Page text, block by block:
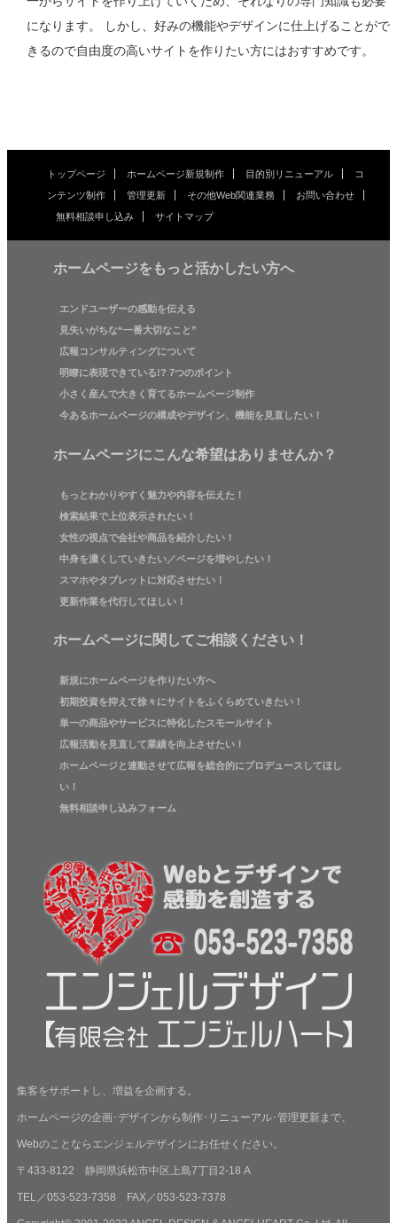
になります。 しかし、好みの機能やデザインに仕上げることがで
きるので自由度の高いサイトを作りたい方にはおすすめです。
トップページ ホームページ新規制作 目的別リニューアル
コ
ンテンツ制作
管理更新 その他Web関連業務
お問い合わせ
無料相談申し込み
サイトマップ
ホームページをもっと活かしたい方へ
エンドユーザーの感動を伝える
見失いがちな“一番大切なこと”
広報コンサルティングについて
明瞭に表現できている!? 7つのポイント
小さく産んで大きく育てるホームページ制作
今あるホームページの構成やデザイン、機能を見直したい！
ホームページにこんな希望はありませんか？
もっとわかりやすく魅力や内容を伝えた！
検索結果で上位表示されたい！
女性の視点で会社や商品を紹介したい！
中身を濃くしていきたい／ページを増やしたい！
スマホやタブレットに対応させたい！
更新作業を代行してほしい！
ホームページに関してご相談ください！
新規にホームページを作りたい方へ
初期投資を抑えて徐々にサイトをふくらめていきたい！
単一の商品やサービスに特化したスモールサイト
広報活動を見直して業績を向上させたい！
ホームページと連動させて広報を総合的にプロデュースしてほし
い！
無料相談申し込みフォーム
集客をサポートし、増益を企画する。
ホームページの企画･デザインから制作･リニューアル･管理更新まで、
Webのことならエンジェルデザインにお任せください。
〒433-8122 静岡県浜松市中区上島7丁目2-18 A
TEL／053-523-7358 FAX／053-523-7378